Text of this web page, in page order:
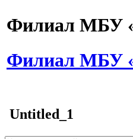
Филиал МБУ
Филиал МБУ
Untitled_1